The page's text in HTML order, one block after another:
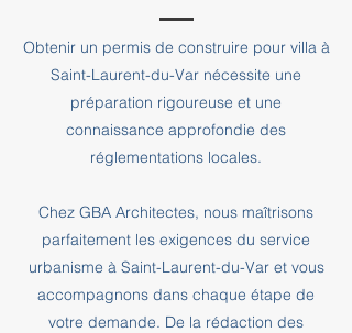
Obtenir un permis de construire pour villa à
Saint-Laurent-du-Var nécessite une
préparation rigoureuse et une
connaissance approfondie des
réglementations locales.
Chez GBA Architectes, nous maîtrisons
parfaitement les exigences du service
urbanisme à Saint-Laurent-du-Var et vous
accompagnons dans chaque étape de
votre demande. De la rédaction des